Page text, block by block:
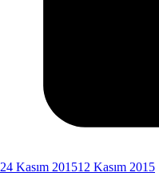
24 Kasım 201512 Kasım 2015